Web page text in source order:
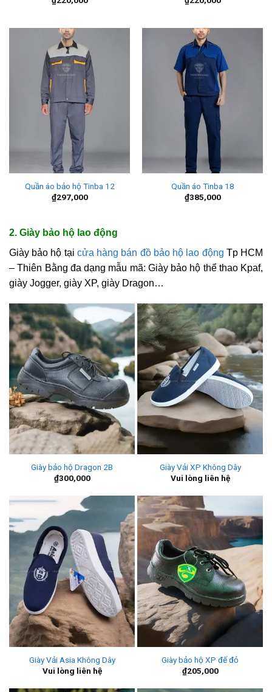
Quần áo bảo hộ Tinba 12
₫297,000
Quần áo Tinba 18
₫385,000
2. Giày bảo hộ lao động
Giày bảo hộ tại cửa hàng bán đồ bảo hộ lao động Tp HCM
– Thiên Bằng đa dạng mẫu mã: Giày bảo hộ thể thao Kpaf,
giày Jogger, giày XP, giày Dragon…
Giày bảo hộ Dragon 2B
₫300,000
Giày Vải XP Không Dây
Vui lòng liên hệ
Giày Vải Asia Không Dây
Vui lòng liên hệ
Giày bảo hộ XP đế đỏ
₫205,000